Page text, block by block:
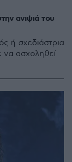
ανιψιά του
ή σχεδιάστρια
να ασχοληθεί